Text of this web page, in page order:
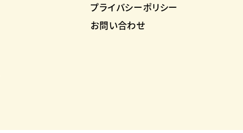
プライバシーポリシー
お問い合わせ